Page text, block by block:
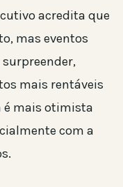
acredita que
mas eventos
mais rentáveis
é mais otimista
com a